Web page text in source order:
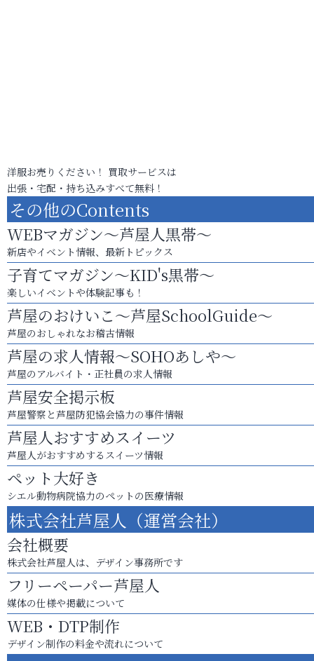
洋服お売りください！ 買取サービスは
出張・宅配・持ち込みすべて無料！
その他のContents
WEBマガジン～芦屋人黒帯～
新店やイベント情報、最新トピックス
子育てマガジン～KID's黒帯～
楽しいイベントや体験記事も！
芦屋のおけいこ～芦屋SchoolGuide～
芦屋のおしゃれなお稽古情報
芦屋の求人情報～SOHOあしや～
芦屋のアルバイト・正社員の求人情報
芦屋安全掲示板
芦屋警察と芦屋防犯協会協力の事件情報
芦屋人おすすめスイーツ
芦屋人がおすすめするスイーツ情報
ペット大好き
シエル動物病院協力のペットの医療情報
株式会社芦屋人（運営会社）
会社概要
株式会社芦屋人は、デザイン事務所です
フリーペーパー芦屋人
媒体の仕様や掲載について
WEB・DTP制作
デザイン制作の料金や流れについて